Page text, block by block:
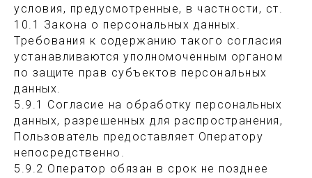
условия, предусмотренные, в частности, ст.
10.1 Закона о персональных данных.
Требования к содержанию такого согласия
устанавливаются уполномоченным органом
по защите прав субъектов персональных
данных.
5.9.1 Согласие на обработку персональных
данных, разрешенных для распространения,
Пользователь предоставляет Оператору
непосредственно.
5.9.2 Оператор обязан в срок не позднее